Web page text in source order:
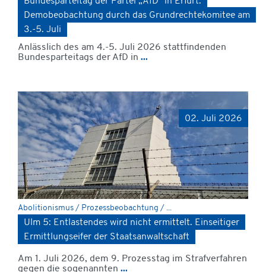
Demobeobachtung durch das Grundrechtekomitee am
3.-5. Juli
Anlässlich des am 4.-5. Juli 2026 stattfindenden
Bundesparteitags der AfD in ...
02. Juli 2026
Abolitionismus / Prozessbeobachtung / ...
Ulm 5: Entlastendes wird nicht ermittelt. Einseitiger
Ermittlungseifer der Staatsanwaltschaft
Am 1. Juli 2026, dem 9. Prozesstag im Strafverfahren
gegen die sogenannten ...